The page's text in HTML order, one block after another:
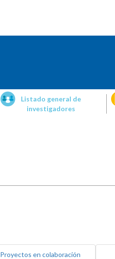
Listado general de
investigadores
Proyectos en colaboración